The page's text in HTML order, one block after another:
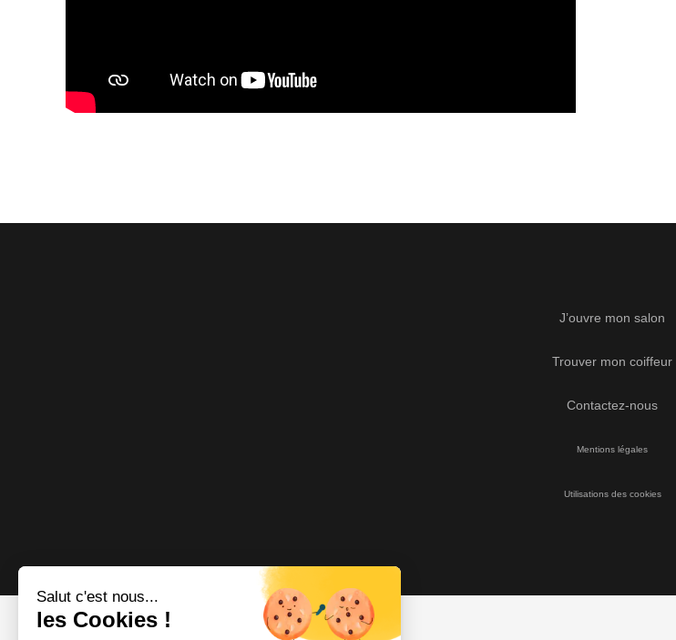
Salut c'est nous...
les Cookies !
J’ouvre mon salon
Trouver mon coiffeur
Contactez-nous
Mentions légales
Utilisations des cookies